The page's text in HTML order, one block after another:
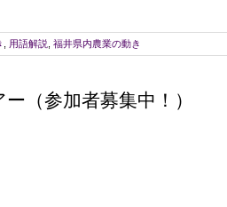
用語解説 福井県内農業の動き
（参加者募集中！）